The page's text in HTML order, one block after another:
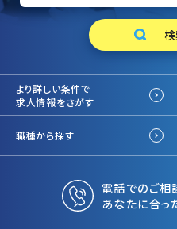
より詳しい条件で
求人情報をさがす
職種から探す
電話でのご相
あなたに合っ